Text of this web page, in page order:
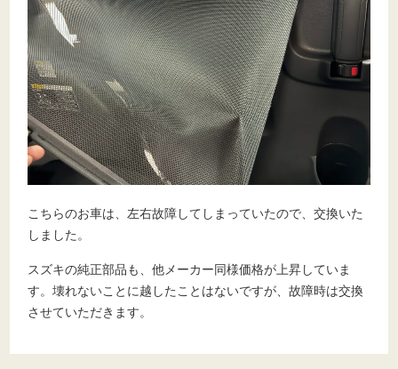
こちらのお車は、左右故障してしまっていたので、交換いた
しました。
スズキの純正部品も、他メーカー同様価格が上昇していま
す。壊れないことに越したことはないですが、故障時は交換
させていただきます。